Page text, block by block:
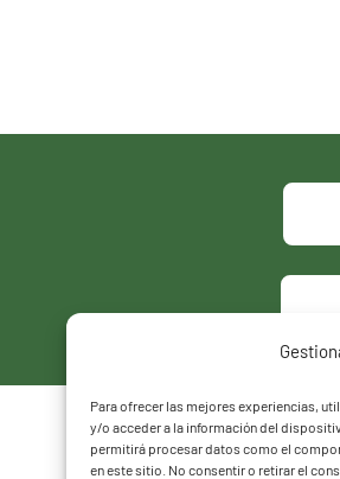
Para ofrecer las mejores experiencias,
y/o acceder a la información del
permitirá procesar datos como el
en este sitio. No consentir o retirar el